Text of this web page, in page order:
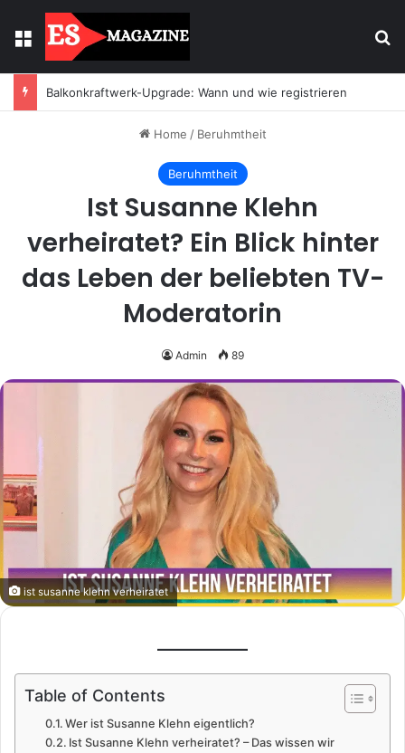
Menu
Balkonkraftwerk-Upgrade: Wann und wie registrieren
Home / Beruhmtheit
Beruhmtheit
Ist Susanne Klehn
verheiratet? Ein Blick hinter
das Leben der beliebten TV-
Moderatorin
Admin 89
ist susanne klehn verheiratet
Table of Contents
Wer ist Susanne Klehn eigentlich?
Ist Susanne Klehn verheiratet? – Das wissen wir